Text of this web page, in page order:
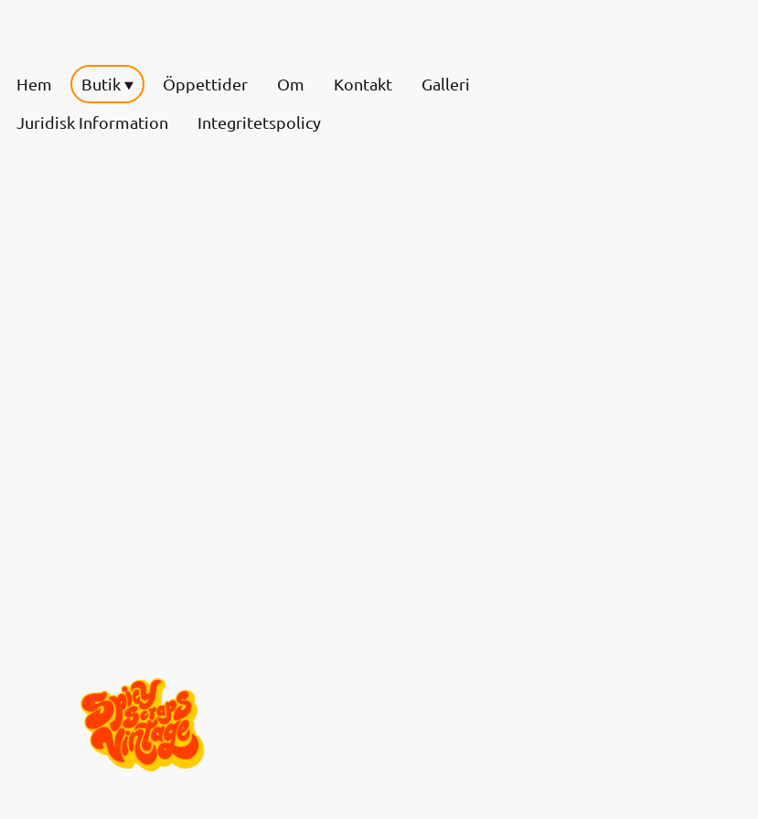
Hem Butik Öppettider Om Kontakt
Galleri
Juridisk Information
Integritetspolicy